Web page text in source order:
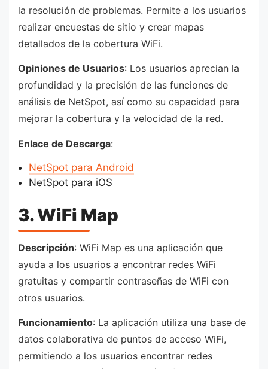
la resolución de problemas. Permite a los usuarios
realizar encuestas de sitio y crear mapas
detallados de la cobertura WiFi.
Opiniones de Usuarios: Los usuarios aprecian la
profundidad y la precisión de las funciones de
análisis de NetSpot, así como su capacidad para
mejorar la cobertura y la velocidad de la red.
Enlace de Descarga:
NetSpot para Android
NetSpot para iOS
3. WiFi Map
Descripción: WiFi Map es una aplicación que
ayuda a los usuarios a encontrar redes WiFi
gratuitas y compartir contraseñas de WiFi con
otros usuarios.
Funcionamiento: La aplicación utiliza una base de
datos colaborativa de puntos de acceso WiFi,
permitiendo a los usuarios encontrar redes